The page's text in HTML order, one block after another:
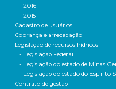
- 2016
- 2015
Cadastro de usuários
Cobrança e arrecadação
Legislação de recursos hídricos
- Legislação Federal
- Legislação do estado de Minas
- Legislação do estado do Espírito
Contrato de gestão